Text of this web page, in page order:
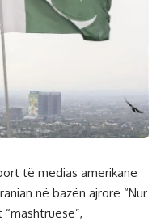
të medias amerikane
në bazën ajrore “Nur